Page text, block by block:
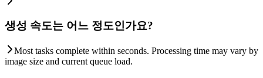
생성 속도는 어느 정도인가요?
Most tasks complete within seconds. Processing time may vary by
image size and current queue load.